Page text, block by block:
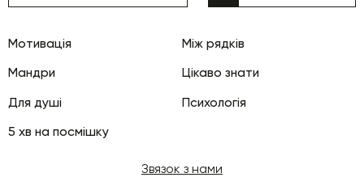
Мотивація
Між рядків
Мандри
Цікаво знати
Для душі
Психологія
5 хв на посмішку
Звязок з нами